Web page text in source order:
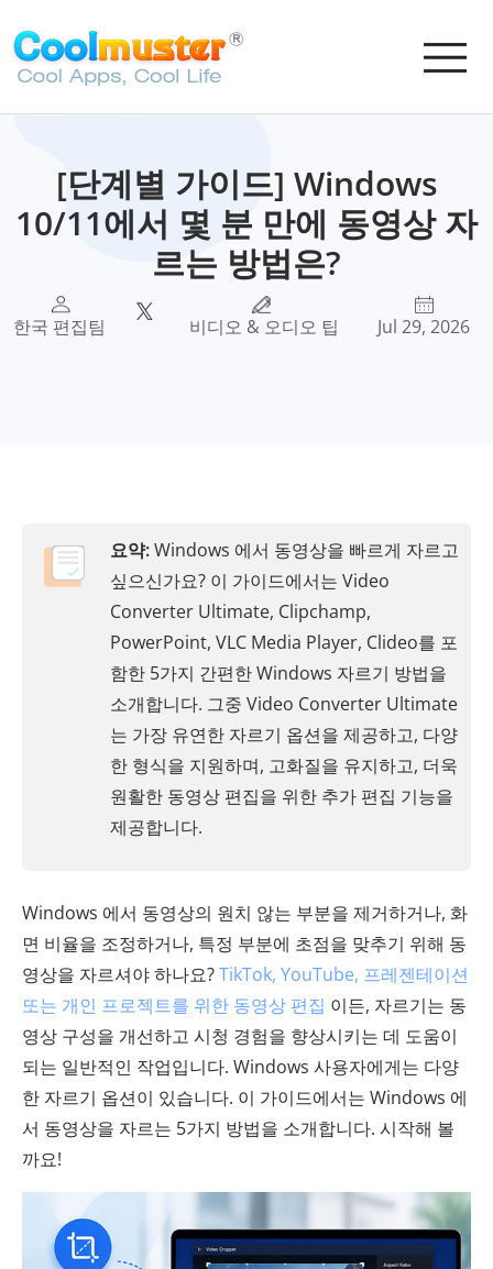
[단계별 가이드] Windows
10/11에서 몇 분 만에 동영상 자
르는 방법은?
한국 편집팀 비디오 & 오디오 팁 Jul 29, 2026
요약:Windows 에서 동영상을 빠르게 자르고
싶으신가요? 이 가이드에서는 Video
Converter Ultimate, Clipchamp,
PowerPoint, VLC Media Player, Clideo를 포
함한 5가지 간편한 Windows 자르기 방법을
소개합니다. 그중 Video Converter Ultimate
는 가장 유연한 자르기 옵션을 제공하고, 다양
한 형식을 지원하며, 고화질을 유지하고, 더욱
원활한 동영상 편집을 위한 추가 편집 기능을
제공합니다.
Windows 에서 동영상의 원치 않는 부분을 제거하거나, 화
면 비율을 조정하거나, 특정 부분에 초점을 맞추기 위해 동
영상을 자르셔야 하나요?TikTok, YouTube, 프레젠테이션
또는 개인 프로젝트를 위한 동영상 편집 이든, 자르기는 동
영상 구성을 개선하고 시청 경험을 향상시키는 데 도움이
되는 일반적인 작업입니다. Windows 사용자에게는 다양
한 자르기 옵션이 있습니다. 이 가이드에서는 Windows 에
서 동영상을 자르는 5가지 방법을 소개합니다. 시작해 볼
까요!